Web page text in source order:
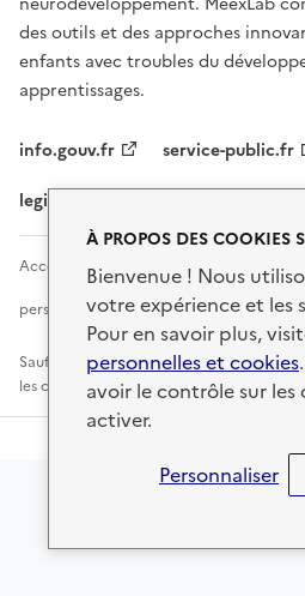
À PROPOS DES COOKIES
Bienvenue ! Nous
votre expérience et les
Pour en savoir plus,
personnelles et cookies
avoir le contrôle sur
activer.
Personnaliser
des outils et des approches
enfants avec troubles du
apprentissages.
info.gouv.fr
service-public.fr
legifrance.gouv.fr
Accessibilité : non conforme Mentions
personnelles
Conditions d'utilisation
Sauf mention explicite de propriété
les contenus de ce site sont proposés